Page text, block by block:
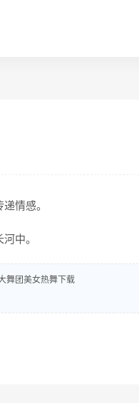
情感。
中。
舞团美女热舞下载